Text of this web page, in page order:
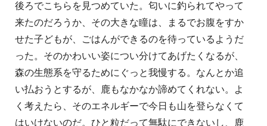
後ろでこちらを見つめていた。匂いに釣られてやって
来たのだろうか、その大きな瞳は、まるでお腹をすか
せた子どもが、ごはんができるのを待っているようだ
った。そのかわいい姿につい分けてあげたくなるが、
森の生態系を守るためにぐっと我慢する。なんとか追
い払おうとするが、鹿もなかなか諦めてくれない。よ
く考えたら、そのエネルギーで今日も山を登らなくて
はいけないのだ。ひと粒だって無駄にできないし、鹿